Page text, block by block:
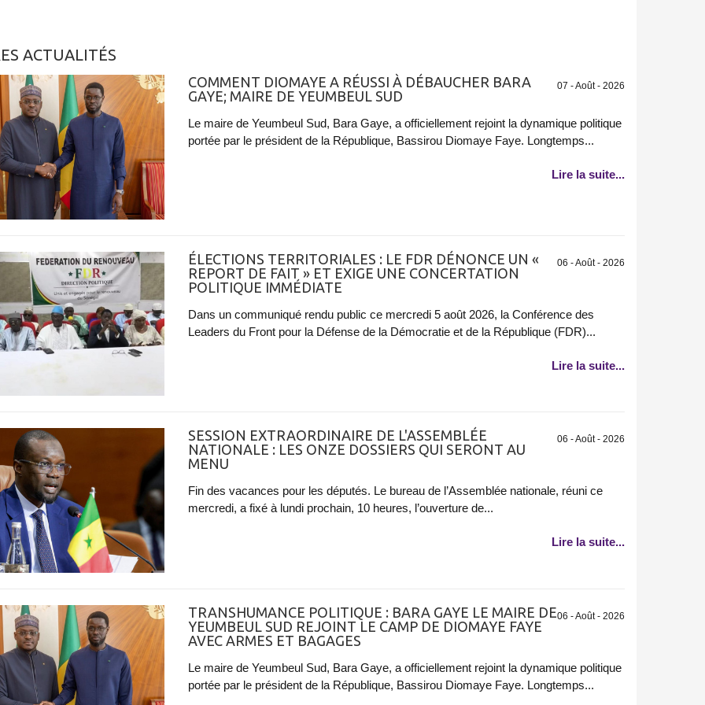
ACTUALITÉS
07 - Août - 2026
COMMENT DIOMAYE A RÉUSSI À DÉBAUCHER BARA
GAYE; MAIRE DE YEUMBEUL SUD
Le maire de Yeumbeul Sud, Bara Gaye, a officiellement rejoint la dynamique politique
portée par le président de la République, Bassirou Diomaye Faye. Longtemps...
Lire la suite...
06 - Août - 2026
ÉLECTIONS TERRITORIALES : LE FDR DÉNONCE UN «
REPORT DE FAIT » ET EXIGE UNE CONCERTATION
POLITIQUE IMMÉDIATE
Dans un communiqué rendu public ce mercredi 5 août 2026, la Conférence des
Leaders du Front pour la Défense de la Démocratie et de la République (FDR)...
Lire la suite...
06 - Août - 2026
SESSION EXTRAORDINAIRE DE L'ASSEMBLÉE
NATIONALE : LES ONZE DOSSIERS QUI SERONT AU
MENU
Fin des vacances pour les députés. Le bureau de l’Assemblée nationale, réuni ce
mercredi, a fixé à lundi prochain, 10 heures, l’ouverture de...
Lire la suite...
06 - Août - 2026
TRANSHUMANCE POLITIQUE : BARA GAYE LE MAIRE DE
YEUMBEUL SUD REJOINT LE CAMP DE DIOMAYE FAYE
AVEC ARMES ET BAGAGES
Le maire de Yeumbeul Sud, Bara Gaye, a officiellement rejoint la dynamique politique
portée par le président de la République, Bassirou Diomaye Faye. Longtemps...